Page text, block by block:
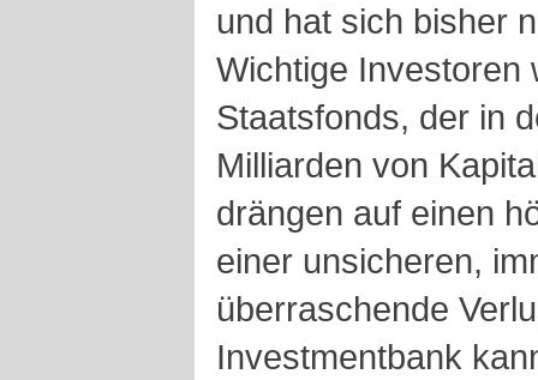
und hat sich bisher
Wichtige Investoren
Staatsfonds, der in
Milliarden von
drängen auf einen
einer unsicheren,
überraschende
Investmentbank